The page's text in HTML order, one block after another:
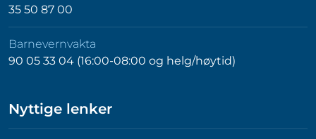
35 50 87 00
Barnevernvakta
90 05 33 04 (16:00-08:00 og helg/høytid)
Nyttige lenker